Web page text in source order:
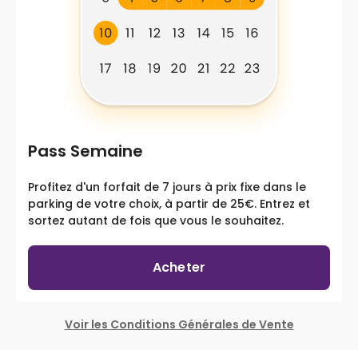
Pass Semaine
Profitez d'un forfait de 7 jours à prix fixe dans le
parking de votre choix, à partir de 25€. Entrez et
sortez autant de fois que vous le souhaitez.
Acheter
Voir les Conditions Générales de Vente